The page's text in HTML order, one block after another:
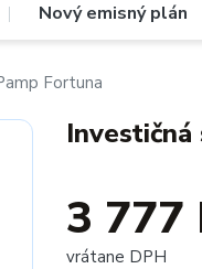
| Nový emisný plán
Fortuna
3 777
vrátane DPH